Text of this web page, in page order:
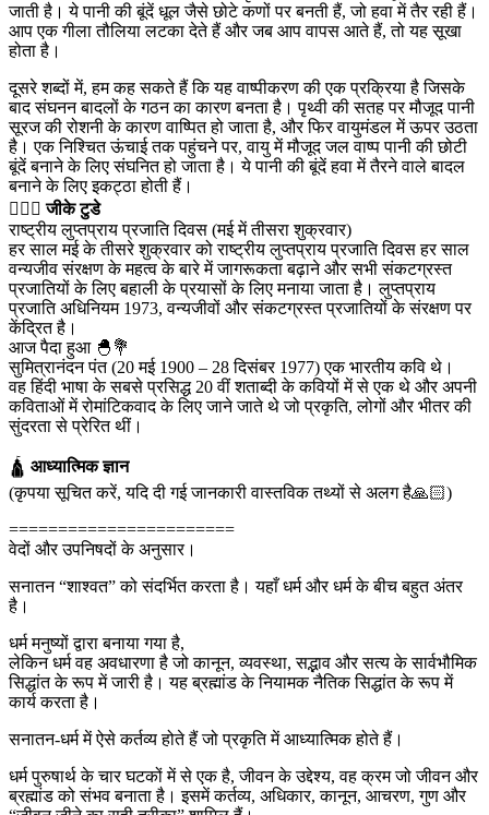
जाती है। ये पानी की बूंदें धूल जैसे छोटे कणों पर बनती हैं, जो हवा में तैर रही हैं।
आप एक गीला तौलिया लटका देते हैं और जब आप वापस आते हैं, तो यह सूखा
होता है।
दूसरे शब्दों में, हम कह सकते हैं कि यह वाष्पीकरण की एक प्रक्रिया है जिसके
बाद संघनन बादलों के गठन का कारण बनता है। पृथ्वी की सतह पर मौजूद पानी
सूरज की रोशनी के कारण वाष्पित हो जाता है, और फिर वायुमंडल में ऊपर उठता
है। एक निश्चित ऊंचाई तक पहुंचने पर, वायु में मौजूद जल वाष्प पानी की छोटी
बूंदें बनाने के लिए संघनित हो जाता है। ये पानी की बूंदें हवा में तैरने वाले बादल
बनाने के लिए इकट्ठा होती हैं।
💁🏻‍♂‍जीके टुडे
राष्ट्रीय लुप्तप्राय प्रजाति दिवस (मई में तीसरा शुक्रवार)
हर साल मई के तीसरे शुक्रवार को राष्ट्रीय लुप्तप्राय प्रजाति दिवस हर साल
वन्यजीव संरक्षण के महत्व के बारे में जागरूकता बढ़ाने और सभी संकटग्रस्त
प्रजातियों के लिए बहाली के प्रयासों के लिए मनाया जाता है। लुप्तप्राय
प्रजाति अधिनियम 1973, वन्यजीवों और संकटग्रस्त प्रजातियों के संरक्षण पर
केंद्रित है।
आज पैदा हुआ 🐣💐
सुमित्रानंदन पंत (20 मई 1900 – 28 दिसंबर 1977) एक भारतीय कवि थे।
वह हिंदी भाषा के सबसे प्रसिद्ध 20 वीं शताब्दी के कवियों में से एक थे और अपनी
कविताओं में रोमांटिकवाद के लिए जाने जाते थे जो प्रकृति, लोगों और भीतर की
सुंदरता से प्रेरित थीं।
🛕 आध्यात्मिक ज्ञान
(कृपया सूचित करें, यदि दी गई जानकारी वास्तविक तथ्यों से अलग है🙏🏻)
=======================
वेदों और उपनिषदों के अनुसार।
सनातन “शाश्वत” को संदर्भित करता है। यहाँ धर्म और धर्म के बीच बहुत अंतर
है।
धर्म मनुष्यों द्वारा बनाया गया है,
लेकिन धर्म वह अवधारणा है जो कानून, व्यवस्था, सद्भाव और सत्य के सार्वभौमिक
सिद्धांत के रूप में जारी है। यह ब्रह्मांड के नियामक नैतिक सिद्धांत के रूप में
कार्य करता है।
सनातन-धर्म में ऐसे कर्तव्य होते हैं जो प्रकृति में आध्यात्मिक होते हैं।
धर्म पुरुषार्थ के चार घटकों में से एक है, जीवन के उद्देश्य, वह क्रम जो जीवन और
ब्रह्मांड को संभव बनाता है। इसमें कर्तव्य, अधिकार, कानून, आचरण, गुण और